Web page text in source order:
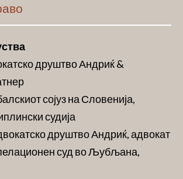
друштво Андриќ &
сојуз на Словенија,
судија
друштво Андриќ, адвокат
суд во Љубљана,